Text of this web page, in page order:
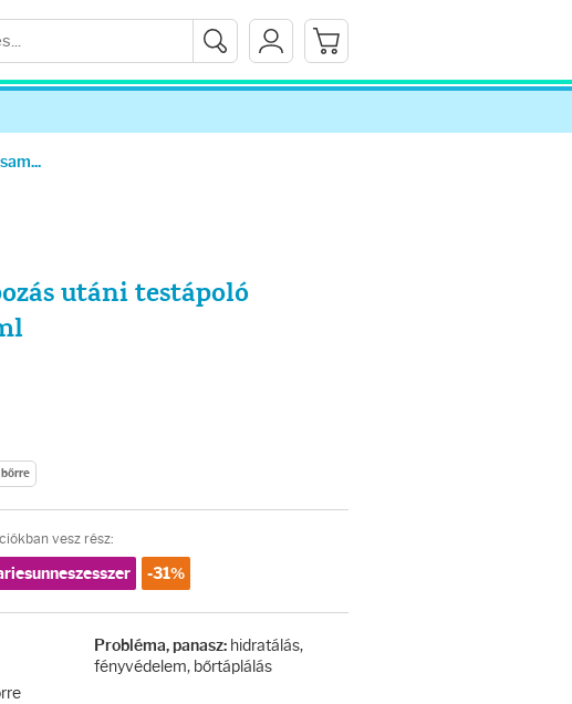
utáni testápoló
vesz rész:
-31%
Probléma, panasz: hidratálás,
fényvédelem, bőrtáplálás